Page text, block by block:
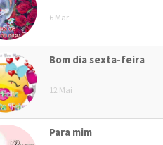
6 Mar
Bom dia sexta-feira
12 Mai
Para mim